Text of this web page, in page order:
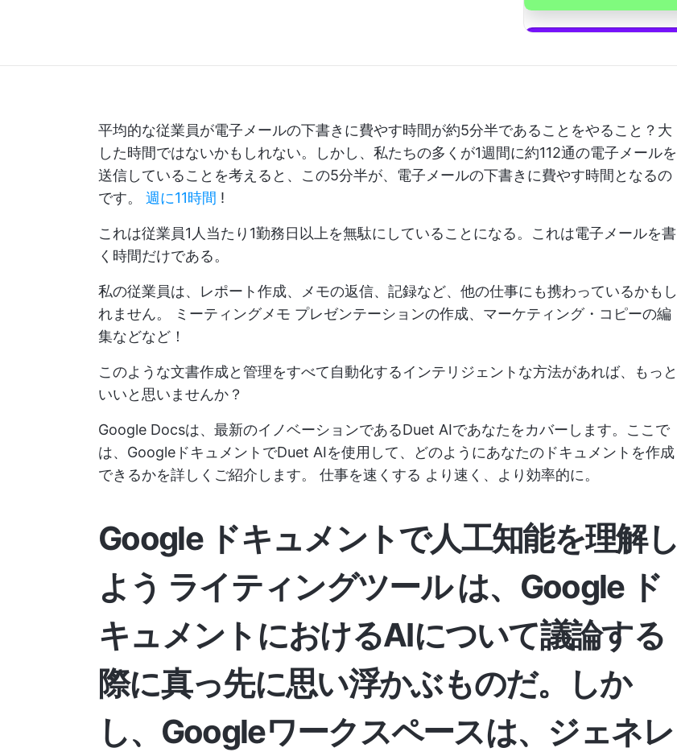
平均的な従業員が電子メールの下書きに費やす時間が約5分半であることをやること？大
した時間ではないかもしれない。しかし、私たちの多くが1週間に約112通の電子メールを
送信していることを考えると、この5分半が、電子メールの下書きに費やす時間となるの
です。 週に11時間 !
これは従業員1人当たり1勤務日以上を無駄にしていることになる。これは電子メールを書
く時間だけである。
私の従業員は、レポート作成、メモの返信、記録など、他の仕事にも携わっているかもし
れません。
ミーティングメモ プレゼンテーションの作成、マーケティング・コピーの編
集などなど！
このような文書作成と管理をすべて自動化するインテリジェントな方法があれば、もっと
いいと思いませんか？
Google Docsは、最新のイノベーションであるDuet AIであなたをカバーします。ここで
は、GoogleドキュメントでDuet AIを使用して、どのようにあなたのドキュメントを作成
できるかを詳しくご紹介します。 仕事を速くする より速く、より効率的に。
Google ドキュメントで人工知能を理解し
よう ライティングツールは、Google ド
キュメントにおけるAIについて議論する
際に真っ先に思い浮かぶものだ。しか
し、Googleワークスペースは、ジェネレ